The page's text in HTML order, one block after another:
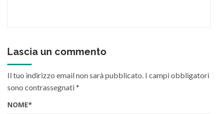
Lascia un commento
Il tuo indirizzo email non sarà pubblicato. I campi obbligatori
sono contrassegnati*
NOME*